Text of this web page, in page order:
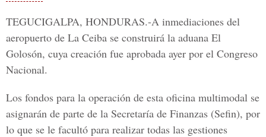
TEGUCIGALPA, HONDURAS.-A inmediaciones del
aeropuerto de La Ceiba se construirá la aduana El
Golosón, cuya creación fue aprobada ayer por el Congreso
Nacional.
Los fondos para la operación de esta oficina multimodal se
asignarán de parte de la Secretaría de Finanzas (Sefin), por
lo que se le facultó para realizar todas las gestiones